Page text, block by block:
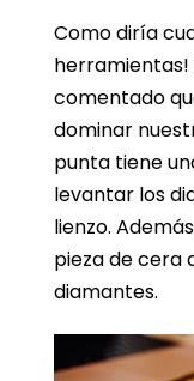
Como diría
herramientas!
comentado
dominar
punta tiene
levantar los
lienzo.
pieza de cera
diamantes.